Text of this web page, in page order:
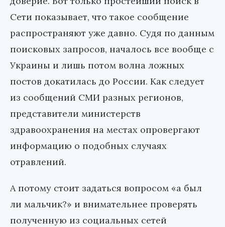
Сети показывает, что такое сообщение
распространяют уже давно. Судя по данным
поисковых запросов, началось все вообще с
Украины и лишь потом волна ложных
постов докатилась до России. Как следует
из сообщений СМИ разных регионов,
представители министерств
здравоохранения на местах опровергают
информацию о подобных случаях
отравлений.
А потому стоит задаться вопросом «а был
ли мальчик?» и внимательнее проверять
полученную из социальных сетей